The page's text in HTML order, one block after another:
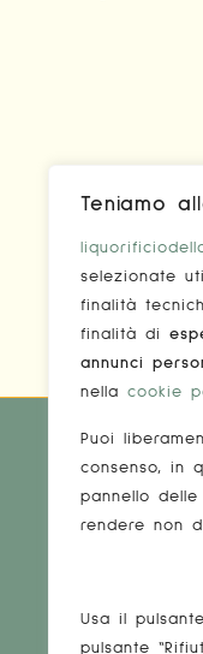
Teniamo
selezionate
finalità
finalità di
annunci
nella cookie
Puoi
consenso, in
pannello
rendere non
Usa il
pulsante
Limoncello, Liquori